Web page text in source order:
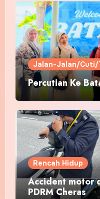
Jalan-Jalan/Cuti/
Percutian Ke
Rencah Hidup
Accident motor
PDRM Cheras